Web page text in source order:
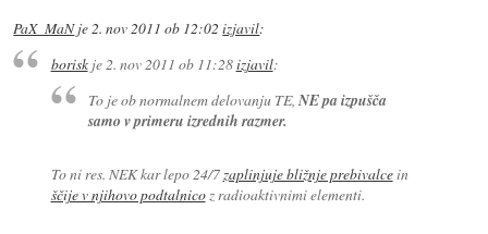
PaX_MaNje 2. nov 2011 ob 12:02 izjavil:
boriskje2. nov 2011 ob 11:28izjavil:
To je ob normalnem delovanju TE,NE pa izpušča
samo v primeru izrednih razmer.
To ni res. NEK kar lepo 24/7 zaplinjuje bližnje prebivalcein
ščije v njihovo podtalnicoz radioaktivnimi elementi.